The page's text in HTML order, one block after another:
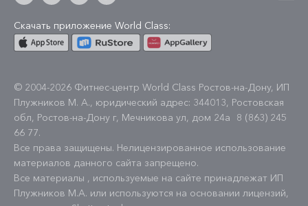
Скачать приложение World Class:
© 2004-2026 Фитнес-центр World Class Ростов-на-Дону, ИП
Плужников М. А., юридический адрес: 344013, Ростовская
обл, Ростов-на-Дону г, Мечникова ул, дом 24а
8 (863) 245
66 77.
Все права защищены. Нелицензированное использование
материалов данного сайта запрещено.
Все материалы , используемые на сайте принадлежат ИП
Плужников М.А. или используются на основании лицензий,